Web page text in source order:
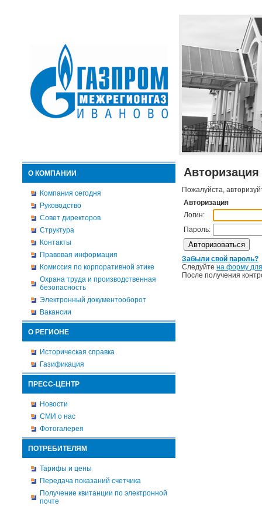
О КОМПАНИИ
Компания сегодня
Руководство
Совет директоров
Структура
Контакты
Правовая информация
Комиссия по корпоративной этике
Охрана труда и производственная
безопасность
Электронный документооборот
Вакансии
О РЕГИОНЕ
Историческая справка
Газификация
ПРЕСС-ЦЕНТР
Новости
СМИ о нас
Фотогалерея
ПОТРЕБИТЕЛЯМ
Тарифы и цены
Передача показаний счетчика
Получение квитанции по электронной
почте
Авторизация
Пожалуйста,
Авторизация
Логин:
Пароль:
Забыли свой пароль?
Следуйте на форму
После получения